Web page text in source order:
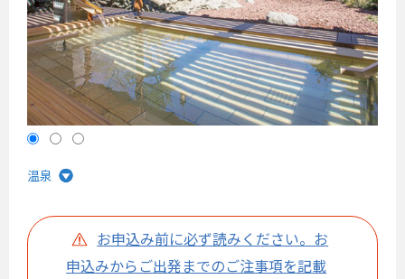
温泉
お申込み前に必ず読みください。お
申込みからご出発までのご注事項を記載